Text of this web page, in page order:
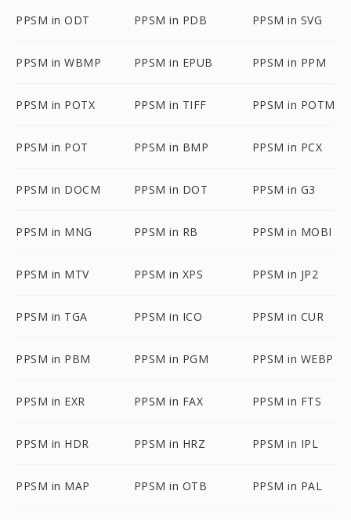
PPSM in ODT PPSM in PDB PPSM in SVG
PPSM in WBMP PPSM in EPUB PPSM in PPM
PPSM in POTX PPSM in TIFF PPSM in POTM
PPSM in POT PPSM in BMP PPSM in PCX
PPSM in DOCM PPSM in DOT PPSM in G3
PPSM in MNG PPSM in RB PPSM in MOBI
PPSM in MTV PPSM in XPS PPSM in JP2
PPSM in TGA PPSM in ICO PPSM in CUR
PPSM in PBM PPSM in PGM PPSM in WEBP
PPSM in EXR PPSM in FAX PPSM in FTS
PPSM in HDR PPSM in HRZ PPSM in IPL
PPSM in MAP PPSM in OTB PPSM in PAL